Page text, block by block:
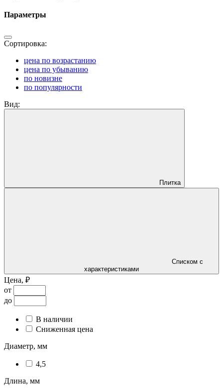
Параметры
Сортировка:
цена по возрастанию
цена по убыванию
по новизне
по популярности
Вид:
Плитка
Списком с
характеристиками
Цена, ₽
от
до
В наличии
Сниженная цена
Диаметр, мм
4,5
Длина, мм